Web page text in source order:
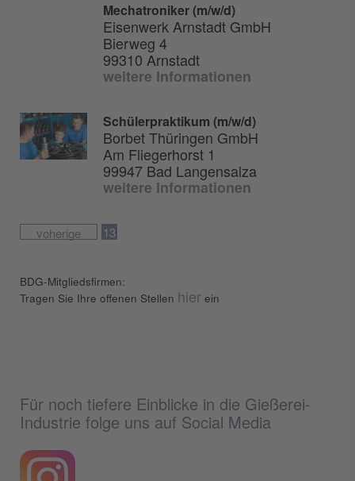
Mechatroniker (m/w/d)
Eisenwerk Arnstadt GmbH
Bierweg 4
99310 Arnstadt
weitere Informationen
Schülerpraktikum (m/w/d)
Borbet Thüringen GmbH
Am Fliegerhorst 1
99947 Bad Langensalza
weitere Informationen
voherige 13
BDG-Mitgliedsfirmen:
Tragen Sie Ihre offenen Stellen hier ein
Für noch tiefere Einblicke in die Gießerei-
Industrie folge uns auf Social Media